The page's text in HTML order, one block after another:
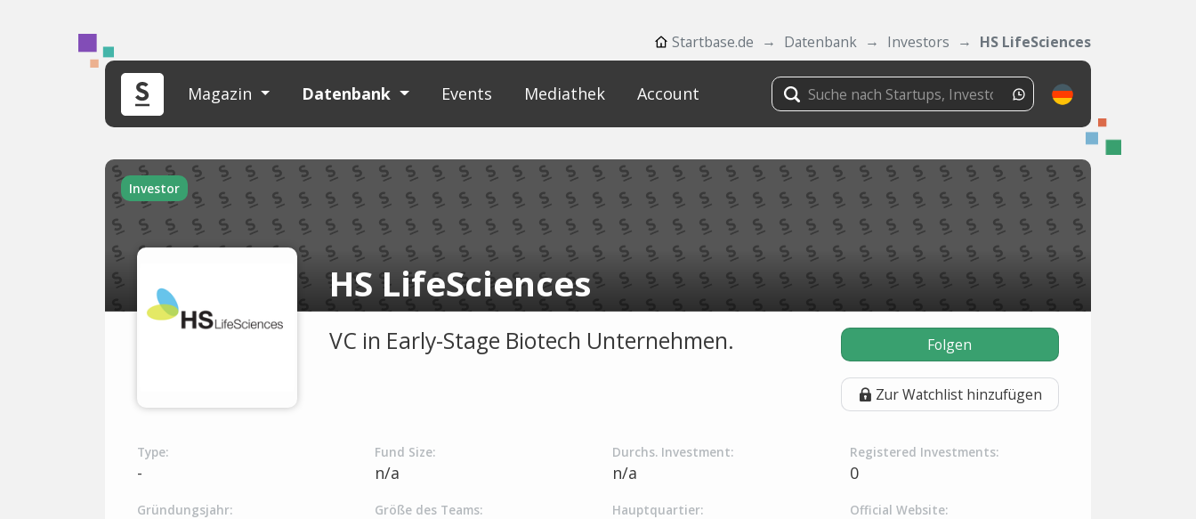
Startbase.de Datenbank Investors HS LifeSciences
Magazin Datenbank Events Mediathek Account
Investor
HS LifeSciences
VC in Early-Stage Biotech Unternehmen. Folgen
Zur Watchlist hinzufügen
Type:
-
Fund Size:
n/a
Durchs. Investment:
n/a
Registered Investments:
0
Gründungsjahr: Größe des Teams: Hauptquartier: Official Website: